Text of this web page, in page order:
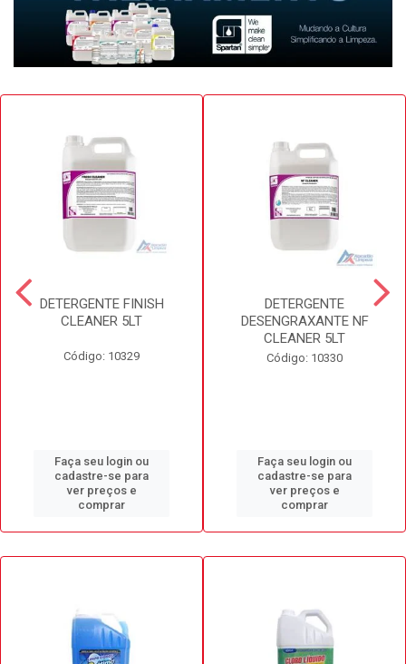
DETERGENTE FINISH
CLEANER 5LT
Código: 10329
Faça seu login ou
cadastre-se para
ver preços e
comprar
DETERGENTE
DESENGRAXANTE NF
CLEANER 5LT
Código: 10330
Faça seu login ou
cadastre-se para
ver preços e
comprar